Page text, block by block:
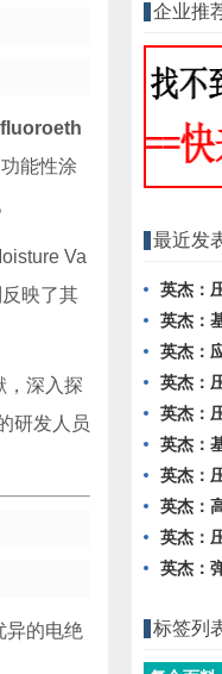
能性涂
Va
映了其
，深入探
研发人员
异的电绝
企业推
最近发
英杰：压花摇粒
英杰：基于压
英杰：应用于滑
英杰：压花摇
英杰：压花摇粒
英杰：基于压
英杰：压花摇
英杰：高弹性
英杰：压花摇粒
英杰：弹力布和格
标签列